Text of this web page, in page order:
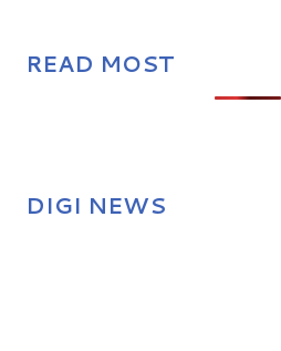
READ MOST
DIGI NEWS